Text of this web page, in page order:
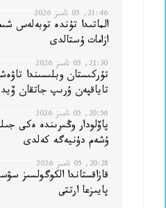
21:46, 05 تامىز 2026
الماتىدا تۇندە توبەلەس
ازامات ۇستالدى
21:30, 05 تامىز 2026
تۇركىستان وبلىسىندا
تاياقپەن ۇرىپ جاتقان
20:56, 05 تامىز 2026
پاۆلودار وڭىرىندە ەكى
ۇشەم دۇنيەگە كەلدى
20:28, 05 تامىز 2026
پايىزعا ارتتى